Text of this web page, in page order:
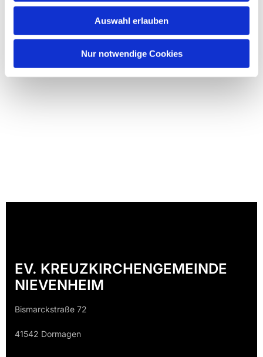
Auswahl erlauben
Nur notwendige Cookies
EV. KREUZKIRCHENGEMEINDE
NIEVENHEIM
Bismarckstraße 72
41542 Dormagen